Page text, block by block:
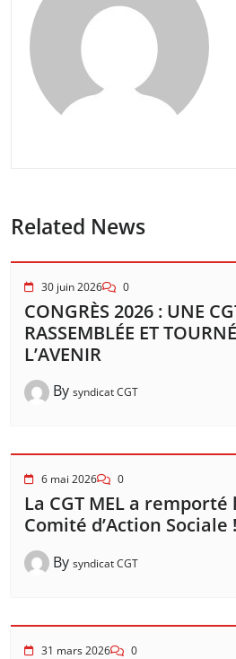
Related News
30 juin 2026 0
CONGRÈS 2026 : UNE
RASSEMBLÉE ET
L’AVENIR
By syndicat CGT
6 mai 2026 0
La CGT MEL a
Comité d’Action Sociale !
By syndicat CGT
31 mars 2026 0